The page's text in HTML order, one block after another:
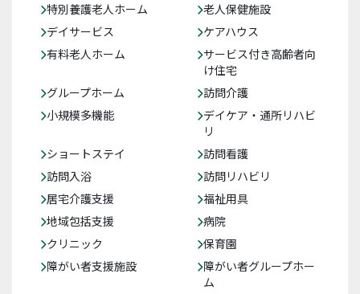
特別養護老人ホーム
老人保健施設
デイサービス
ケアハウス
有料老人ホーム
サービス付き高齢者向
け住宅
グループホーム
訪問介護
小規模多機能
デイケア・通所リハビ
リ
ショートステイ
訪問看護
訪問入浴
訪問リハビリ
居宅介護支援
福祉用具
地域包括支援
病院
クリニック
保育園
障がい者支援施設
障がい者グループホー
ム